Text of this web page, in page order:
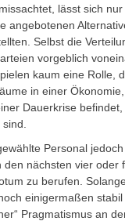
lässt sich
angebotenen
Selbst die
vorgeblich
kaum eine Rolle,
in einer
Dauerkrise
sind.
Personal
den nächsten vier oder
zu berufen.
einigermaßen stabil
Pragmatismus an